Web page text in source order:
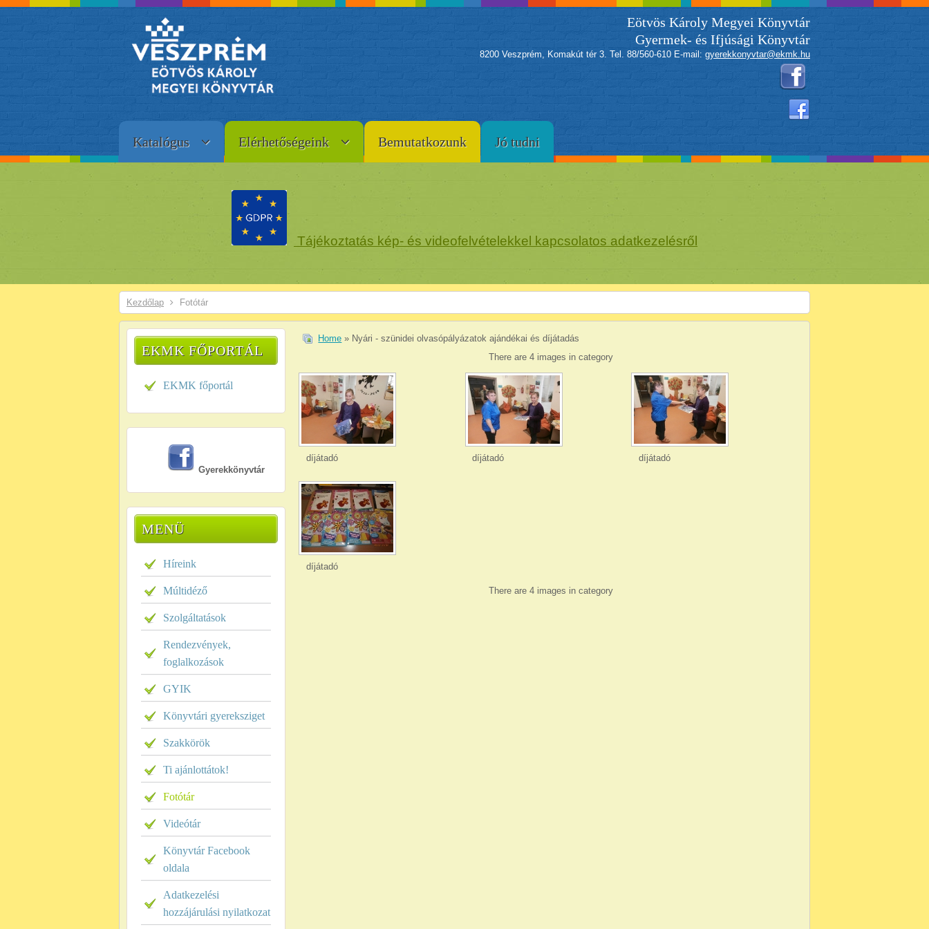
Eötvös Károly Megyei Könyvtár
Gyermek- és Ifjúsági Könyvtár
8200 Veszprém, Komakút tér 3. Tel. 88/560-610 E-mail: gyerekkonyvtar@ekmk.hu
Katalógus Elérhetőségeink Bemutatkozunk Jó tudni
Tájékoztatás kép- és videofelvételekkel kapcsolatos adatkezelésről
Kezdőlap Fotótár
EKMK FŐPORTÁL
EKMK főportál
Gyerekkönyvtár
MENÜ
Híreink
Múltidéző
Szolgáltatások
Rendezvények,
foglalkozások
GYIK
Könyvtári gyereksziget
Szakkörök
Ti ajánlottátok!
Fotótár
Videótár
Könyvtár Facebook
oldala
Adatkezelési
hozzájárulási nyilatkozat
Home » Nyári - szünidei olvasópályázatok ajándékai és díjátadás
There are 4 images in category
díjátadó díjátadó díjátadó
díjátadó
There are 4 images in category